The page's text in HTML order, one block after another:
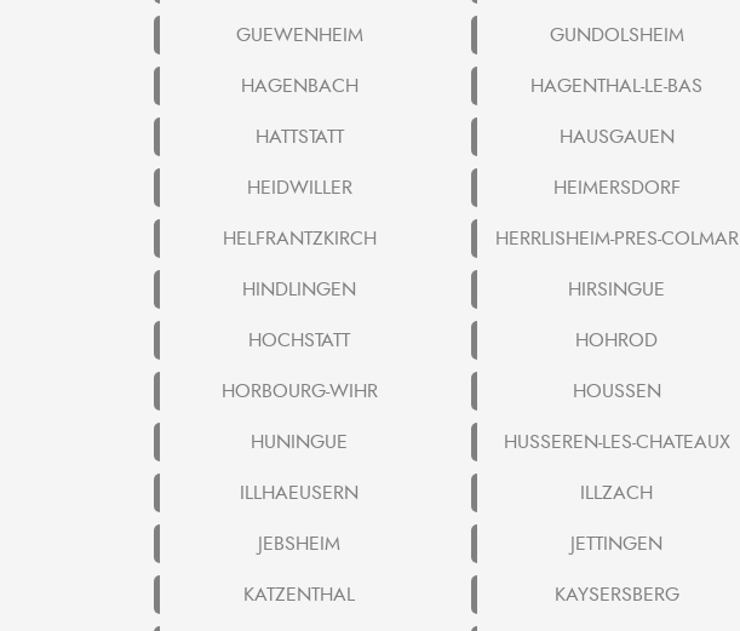
GUEWENHEIM
GUNDOLSHEIM
HAGENBACH
HAGENTHAL-LE-BAS
HATTSTATT
HAUSGAUEN
HEIDWILLER
HEIMERSDORF
HELFRANTZKIRCH
HERRLISHEIM-PRES-COLMAR
HINDLINGEN
HIRSINGUE
HOCHSTATT
HOHROD
HORBOURG-WIHR
HOUSSEN
HUNINGUE
HUSSEREN-LES-CHATEAUX
ILLHAEUSERN
ILLZACH
JEBSHEIM
JETTINGEN
KATZENTHAL
KAYSERSBERG